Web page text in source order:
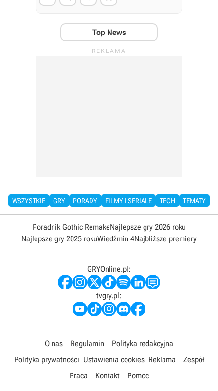
Top News
WSZYSTKIE GRY PORADY FILMY I SERIALE TECH TEMATY
Poradnik Gothic RemakeNajlepsze gry 2026 roku
Najlepsze gry 2025 rokuWiedźmin 4Najbliższe premiery
GRYOnline.pl:
tvgry.pl:
O nas Regulamin
Polityka redakcyjna
Polityka prywatności Ustawienia cookies Reklama
Zespół
Praca
Kontakt Pomoc